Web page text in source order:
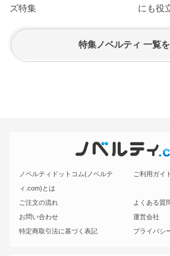
特集ノベルティ 一覧
ノベルティドットコム(ノベルテ
ィ.com)とは
ご利用ガイ
ご注文の流れ
よくある質
お問い合わせ
運営会社
特定商取引法に基づく表記
プライバシ